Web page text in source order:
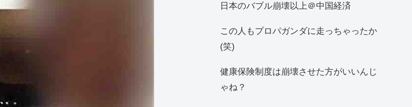
日本のバブル崩壊以上＠中国経済
この人もプロパガンダに走っちゃったか
(笑)
健康保険制度は崩壊させた方がいいんじ
ゃね？